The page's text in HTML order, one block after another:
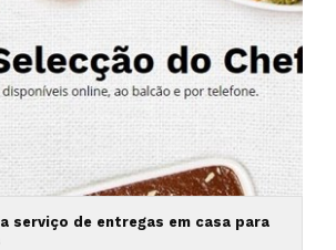
serviço de entregas em casa para